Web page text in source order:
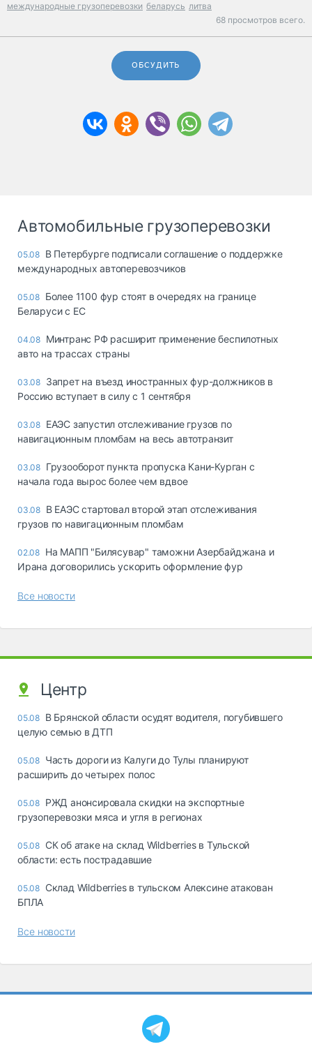
международные грузоперевозки беларусь литва
68 просмотров всего.
ОБСУДИТЬ
Автомобильные грузоперевозки
05.08 В Петербурге подписали соглашение о поддержке
международных автоперевозчиков
05.08 Более 1100 фур стоят в очередях на границе
Беларуси с ЕС
04.08 Минтранс РФ расширит применение беспилотных
авто на трассах страны
03.08 Запрет на въезд иностранных фур-должников в
Россию вступает в силу с 1 сентября
03.08 ЕАЭС запустил отслеживание грузов по
навигационным пломбам на весь автотранзит
03.08 Грузооборот пункта пропуска Кани-Курган с
начала года вырос более чем вдвое
03.08 В ЕАЭС стартовал второй этап отслеживания
грузов по навигационным пломбам
02.08 На МАПП "Билясувар" таможни Азербайджана и
Ирана договорились ускорить оформление фур
Все новости
Центр
05.08 В Брянской области осудят водителя, погубившего
целую семью в ДТП
05.08 Часть дороги из Калуги до Тулы планируют
расширить до четырех полос
05.08 РЖД анонсировала скидки на экспортные
грузоперевозки мяса и угля в регионах
05.08 СК об атаке на склад Wildberries в Тульской
области: есть пострадавшие
05.08 Склад Wildberries в тульском Алексине атакован
БПЛА
Все новости